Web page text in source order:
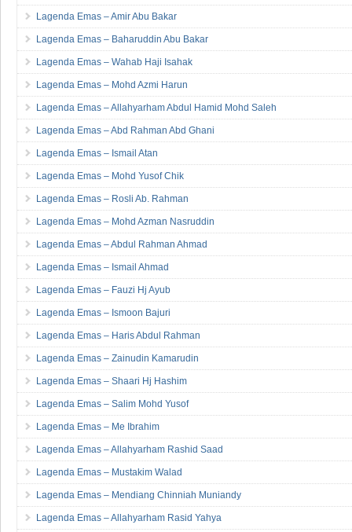
Lagenda Emas – Amir Abu Bakar
Lagenda Emas – Baharuddin Abu Bakar
Lagenda Emas – Wahab Haji Isahak
Lagenda Emas – Mohd Azmi Harun
Lagenda Emas – Allahyarham Abdul Hamid Mohd Saleh
Lagenda Emas – Abd Rahman Abd Ghani
Lagenda Emas – Ismail Atan
Lagenda Emas – Mohd Yusof Chik
Lagenda Emas – Rosli Ab. Rahman
Lagenda Emas – Mohd Azman Nasruddin
Lagenda Emas – Abdul Rahman Ahmad
Lagenda Emas – Ismail Ahmad
Lagenda Emas – Fauzi Hj Ayub
Lagenda Emas – Ismoon Bajuri
Lagenda Emas – Haris Abdul Rahman
Lagenda Emas – Zainudin Kamarudin
Lagenda Emas – Shaari Hj Hashim
Lagenda Emas – Salim Mohd Yusof
Lagenda Emas – Me Ibrahim
Lagenda Emas – Allahyarham Rashid Saad
Lagenda Emas – Mustakim Walad
Lagenda Emas – Mendiang Chinniah Muniandy
Lagenda Emas – Allahyarham Rasid Yahya